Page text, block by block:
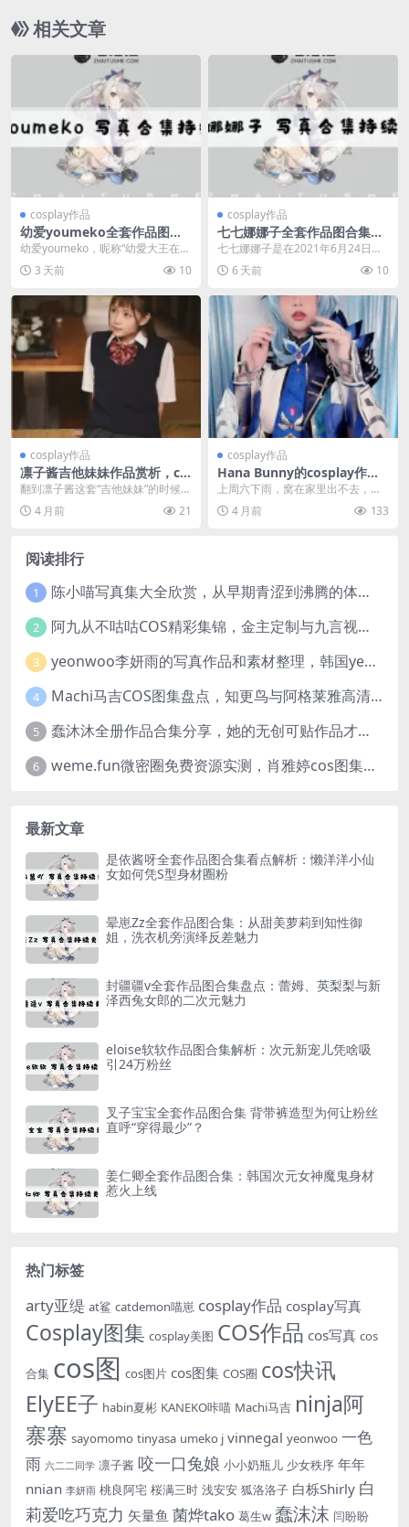
相关文章
cosplay作品
幼爱youmeko全套作品图合
集：超模级颜值美艳化身，这
位04年Coser你关注了吗？
幼爱youmeko，昵称“幼愛大王在
此”，2004年2月7日出生，2022年
1月...3 天前 10
cosplay作品
七七娜娜子全套作品图合集：
原神心海cos太精致了，肉感
七七娜娜子是在2021年6月24日正
式加入微博的，广东人，巨蟹座。
虽然她总自嘲是...
6 天前 10
cosplay作品
凛子酱吉他妹妹作品赏析，co
ser网站最应该存的二次元美
翻到凛子酱这套“吉他妹妹”的时候，
正戴着耳机听歌，点开大图那一瞬
间，感觉画面和背...
4 月前 21
cosplay作品
Hana Bunny的cosplay作
品，这才叫氛围感拉满
上周六下雨，窝在家里出不去，就
抱着平板刷图站消磨时间。刷到第
三页的时候，一张《电...
4 月前 133
阅读排行
1 陈小喵写真集大全欣赏，从早期青涩到沸腾的体温作品全记录
2 阿九从不咕咕COS精彩集锦，金主定制与九言视频分享
3 yeonwoo李妍雨的写真作品和素材整理，韩国yeonwoo牛奶胶卷完整版欣赏
4 Machi马吉COS图集盘点，知更鸟与阿格莱雅高清图包欣赏
5 蠢沐沐全册作品合集分享，她的无创可贴作品才是网友们的超爱
6 weme.fun微密圈免费资源实测，肖雅婷cos图集完整浏览体验
最新文章
是依酱呀全套作品图合集看点解析：懒洋洋小仙
女如何凭S型身材圈粉
晕崽Zz全套作品图合集：从甜美萝莉到知性御
姐，洗衣机旁演绎反差魅力
封疆疆v全套作品图合集盘点：蕾姆、英梨梨与新
泽西兔女郎的二次元魅力
eloise软软作品图合集解析：次元新宠儿凭啥吸
引24万粉丝
叉子宝宝全套作品图合集 背带裤造型为何让粉丝
直呼“穿得最少”？
姜仁卿全套作品图合集：韩国次元女神魔鬼身材
惹火上线
热门标签
arty亚缇 at鲨 catdemon喵崽 cosplay作品 cosplay写真
Cosplay图集 cosplay美图 COS作品 cos写真 cos
合集 cos图 cos图片 cos图集 COS圈 cos快讯
ElyEE子 habin夏彬 KANEKO咔喵 Machi马吉 ninja阿
寨寨 sayomomo tinyasa umeko j vinnegal yeonwoo 一色
雨 六二二同学 凛子酱 咬一口兔娘 小小奶瓶儿 少女秩序 年年
nnian 李妍雨 桃良阿宅 桜满三时 浅安安 狐洛洛子 白栎Shirly 白
莉爱吃巧克力 矢量鱼 菌烨tako 葛生w 蠢沫沫 闫盼盼